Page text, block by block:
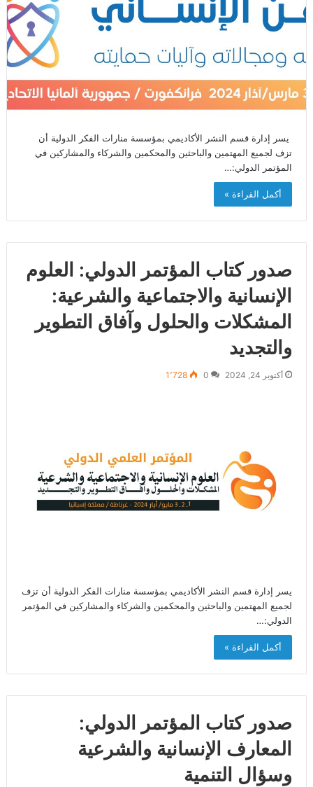
يسر إدارة قسم النشر الأكاديمي بمؤسسة منارات الفكر الدولية أن
تزف لجميع المهتمين والباحثين والمحكمين والشركاء والمشاركين في
المؤتمر الدولي:…
أكمل القراءة »
صدور كتاب المؤتمر الدولي: العلوم
الإنسانية والاجتماعية والشرعية:
المشكلات والحلول وآفاق التطوير
والتجديد
أكتوبر 24, 2024 0 1٬728
يسر إدارة قسم النشر الأكاديمي بمؤسسة منارات الفكر الدولية أن تزف
لجميع المهتمين والباحثين والمحكمين والشركاء والمشاركين في المؤتمر
الدولي:…
أكمل القراءة »
صدور كتاب المؤتمر الدولي:
المعارف الإنسانية والشرعية
وسؤال التنمية